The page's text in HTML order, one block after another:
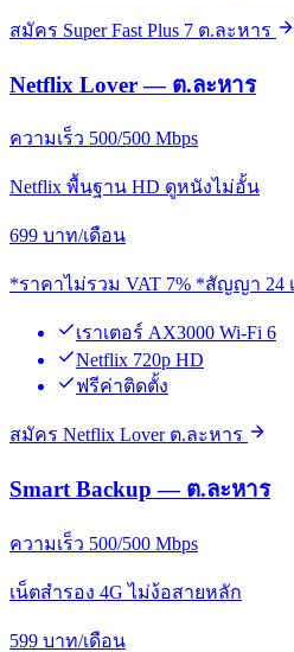
สมัคร Super Fast Plus 7 ต.ละหาร
Netflix Lover — ต.ละหาร
ความเร็ว 500/500 Mbps
Netflix พื้นฐาน HD ดูหนังไม่อั้น
699 บาท/เดือน
*ราคาไม่รวม VAT 7% *สัญญา 24
เราเตอร์ AX3000 Wi-Fi 6
Netflix 720p HD
ฟรีค่าติดตั้ง
สมัคร Netflix Lover ต.ละหาร
Smart Backup — ต.ละหาร
ความเร็ว 500/500 Mbps
เน็ตสำรอง 4G ไม่ง้อสายหลัก
599 บาท/เดือน